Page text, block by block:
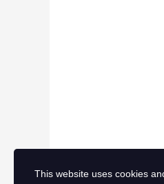
This website uses cookies